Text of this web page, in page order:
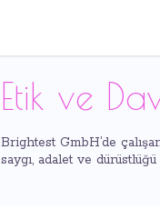
Etik ve
Brightest GmbH’de
saygı, adalet ve